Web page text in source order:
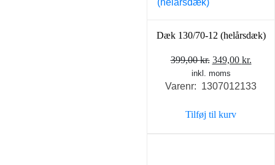
Dæk 130/70-12 (helårsdæk)
399,00kr. Den
oprindelige
pris
399,00 kr..
349,00 kr.
pris
inkl. moms
Varenr: 1307012133
Tilføj til kurv